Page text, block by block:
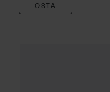
OSTA